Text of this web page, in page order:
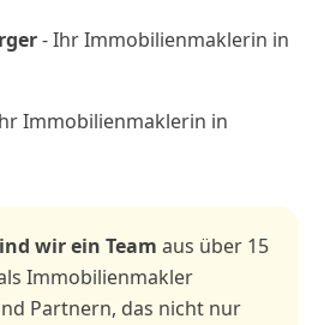
- Ihr Immobilienmaklerin in
Immobilienmaklerin in
wir ein Team aus über 15
Immobilienmakler
Partnern, das nicht nur